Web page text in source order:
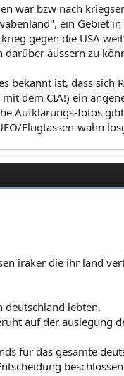
war bzw nach
ein Gebiet
gegen die USA
äussern zu
ist, dass sich
dem CIA!) ein
Aufklärungs-fotos
Flugtassen-wahn
iraker die ihr land
deutschland lebten.
auf der auslegung
für das gesamte